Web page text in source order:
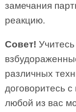
замечания
реакцию.
Совет!
различных
договоритесь
любой из вас